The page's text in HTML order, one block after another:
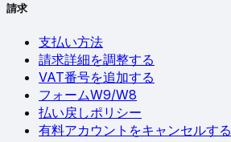
請求
支払い方法
請求詳細を調整する
VAT番号を追加する
フォームW9/W8
払い戻しポリシー
有料アカウントをキャンセルする